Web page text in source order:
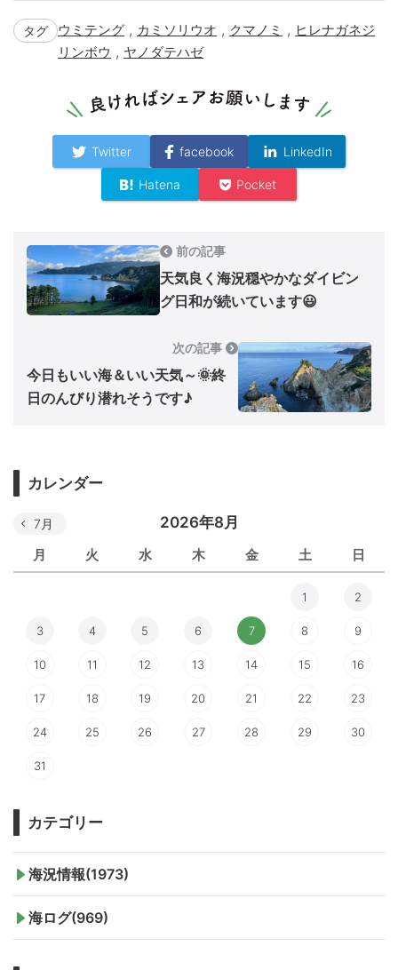
タグ ウミテング , カミソリウオ , クマノミ , ヒレナガネジ
リンボウ , ヤノダテハゼ
Twitter facebook LinkedIn
Hatena Pocket
前の記事
天気良く海況穏やかなダイビン
グ日和が続いています😃
次の記事
今日もいい海＆いい天気～🌞終
日のんびり潜れそうです♪
カレンダー
2026年8月
月 火 水 木 金 土 日
7月
1 2
3 4 5 6 7 8 9
10 11 12 13 14 15 16
17 18 19 20 21 22 23
24 25 26 27 28 29 30
31
カテゴリー
海況情報(1973)
海ログ(969)